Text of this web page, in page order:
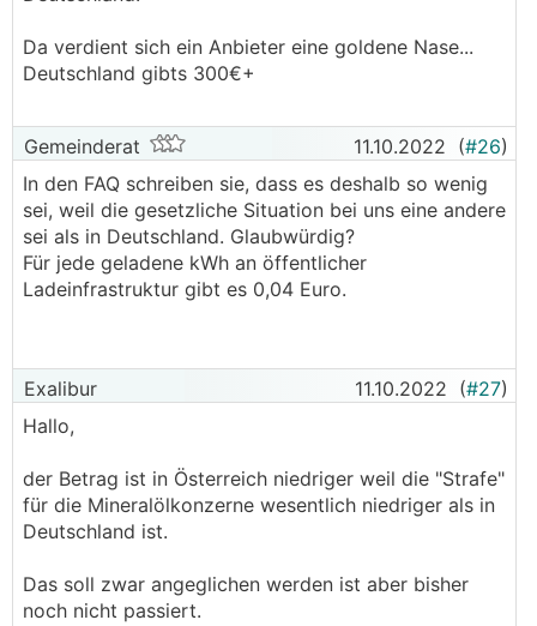
Da verdient sich ein Anbieter eine goldene Nase...
Deutschland gibts 300€+
Gemeinderat 11.10.2022 (#26)
In den FAQ schreiben sie, dass es deshalb so wenig
sei, weil die gesetzliche Situation bei uns eine andere
sei als in Deutschland. Glaubwürdig?
Für jede geladene kWh an öffentlicher
Ladeinfrastruktur gibt es 0,04 Euro.
Exalibur 11.10.2022 (#27)
Hallo,
der Betrag ist in Österreich niedriger weil die "Strafe"
für die Mineralölkonzerne wesentlich niedriger als in
Deutschland ist.
Das soll zwar angeglichen werden ist aber bisher
noch nicht passiert.